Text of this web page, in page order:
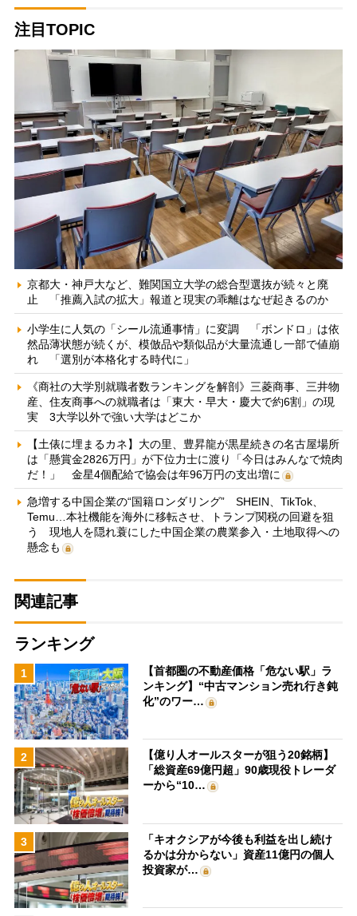
注目TOPIC
京都大・神戸大など、難関国立大学の総合型選抜が続々と廃
止 「推薦入試の拡大」報道と現実の乖離はなぜ起きるのか
小学生に人気の「シール流通事情」に変調 「ボンドロ」は依
然品薄状態が続くが、模倣品や類似品が大量流通し一部で値崩
れ 「選別が本格化する時代に」
《商社の大学別就職者数ランキングを解剖》三菱商事、三井物
産、住友商事への就職者は「東大・早大・慶大で約6割」の現
実 3大学以外で強い大学はどこか
【土俵に埋まるカネ】大の里、豊昇龍が黒星続きの名古屋場所
は「懸賞金2826万円」が下位力士に渡り「今日はみんなで焼肉
だ！」 金星4個配給で協会は年96万円の支出増に
急増する中国企業の“国籍ロンダリング” SHEIN、TikTok、
Temu…本社機能を海外に移転させ、トランプ関税の回避を狙
う 現地人を隠れ蓑にした中国企業の農業参入・土地取得への
懸念も
関連記事
ランキング
1
【首都圏の不動産価格「危ない駅」ラ
ンキング】“中古マンション売れ行き鈍
化”のワー…
2
【億り人オールスターが狙う20銘柄】
「総資産69億円超」90歳現役トレーダ
ーから“10…
3
「キオクシアが今後も利益を出し続け
るかは分からない」資産11億円の個人
投資家が…